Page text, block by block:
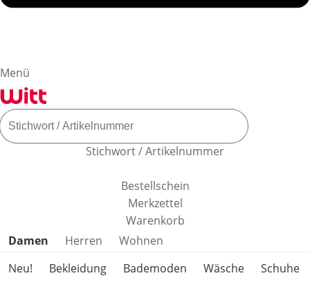
Menü
Stichwort / Artikelnummer
Bestellschein
Merkzettel
Warenkorb
Produktkategorien überspringen
Damen Herren
Wohnen
Neu!
Bekleidung Bademoden Wäsche Schuhe